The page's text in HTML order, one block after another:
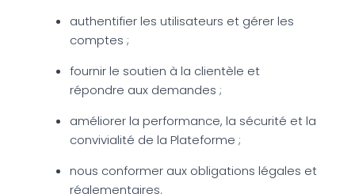
authentifier les utilisateurs et gérer les
comptes ;
fournir le soutien à la clientèle et
répondre aux demandes ;
améliorer la performance, la sécurité et la
convivialité de la Plateforme ;
nous conformer aux obligations légales et
réglementaires.